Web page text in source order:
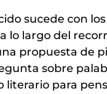
sucede con
lo largo del
propuesta de
sobre
literario para